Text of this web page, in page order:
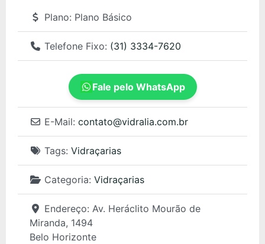
Plano: Plano Básico
Telefone Fixo: (31) 3334-7620
Fale pelo WhatsApp
E-Mail: contato@vidralia.com.br
Tags: Vidraçarias
Categoria: Vidraçarias
Endereço: Av. Heráclito Mourão de
Miranda, 1494
Belo Horizonte